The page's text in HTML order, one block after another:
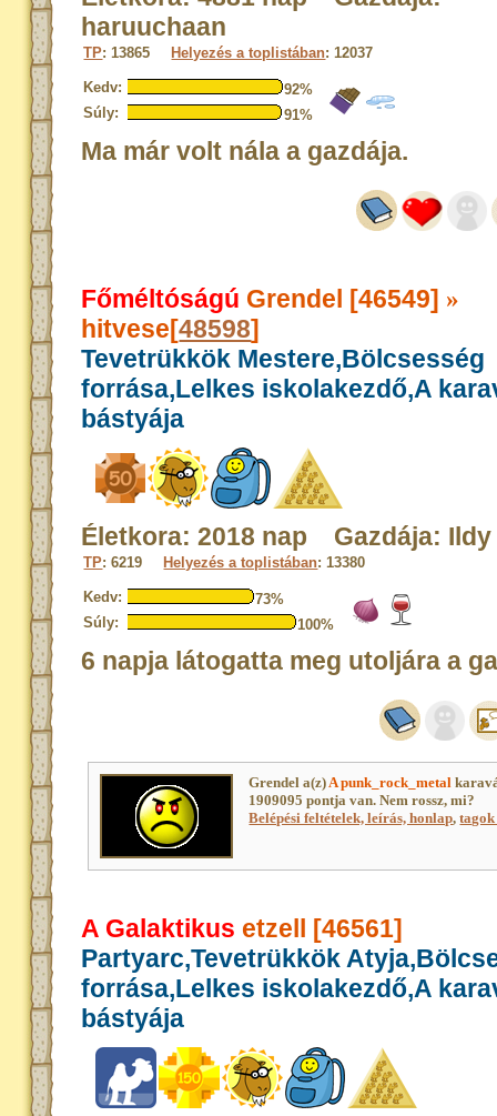
haruuchaan
TP: 13865 Helyezés a toplistában: 12037
Kedv:
92%
Súly:
91%
Ma már volt nála a gazdája.
Főméltóságú Grendel [46549] »
hitvese[48598]
Tevetrükkök Mestere,Bölcsesség
forrása,Lelkes iskolakezdő,A
bástyája
Életkora: 2018 nap Gazdája: Ildy
TP: 6219 Helyezés a toplistában: 13380
Kedv:
73%
Súly:
100%
6 napja látogatta meg utoljára a
Grendel a(z)A punk_rock_metal
1909095 pontja van. Nem rossz, mi?
Belépési feltételek, leírás, honlap,
A Galaktikus etzell [46561]
Partyarc,Tevetrükkök
forrása,Lelkes iskolakezdő,A
bástyája